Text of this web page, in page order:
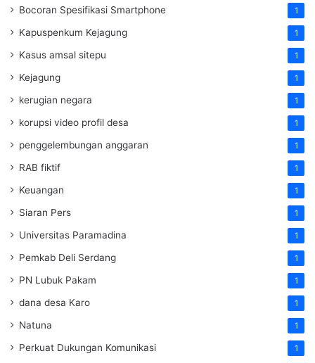
Bocoran Spesifikasi Smartphone 1
Kapuspenkum Kejagung 1
Kasus amsal sitepu 1
Kejagung 1
kerugian negara 1
korupsi video profil desa 1
penggelembungan anggaran 1
RAB fiktif 1
Keuangan 1
Siaran Pers 1
Universitas Paramadina 1
Pemkab Deli Serdang 1
PN Lubuk Pakam 1
dana desa Karo 1
Natuna 1
Perkuat Dukungan Komunikasi 1